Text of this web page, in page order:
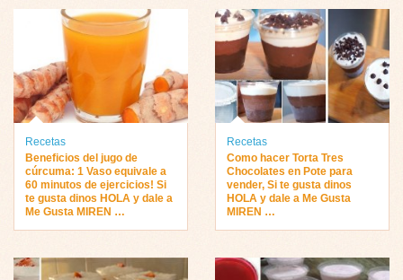
Recetas
Beneficios del jugo de
cúrcuma: 1 Vaso equivale a
60 minutos de ejercicios! Si
te gusta dinos HOLA y dale a
Me Gusta MIREN …
Recetas
Como hacer Torta Tres
Chocolates en Pote para
vender, Si te gusta dinos
HOLA y dale a Me Gusta
MIREN …